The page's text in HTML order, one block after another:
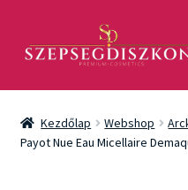
aa
Akció
Csomagok
Kezdőlap Webshop
Payot Nue Eau Micellaire